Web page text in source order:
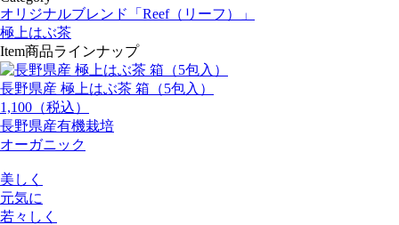
オリジナルブレンド「Reef（リーフ）」
極上はぶ茶
Item商品ラインナップ
長野県産 極上はぶ茶 箱（5包入）
1,100（税込）
長野県産有機栽培
オーガニック
美しく
元気に
若々しく